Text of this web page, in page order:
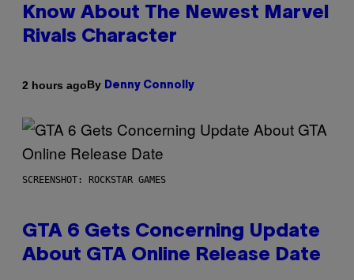
Know About The Newest Marvel
Rivals Character
2 hours agoBy Denny Connolly
SCREENSHOT: ROCKSTAR GAMES
GTA 6 Gets Concerning Update
About GTA Online Release Date